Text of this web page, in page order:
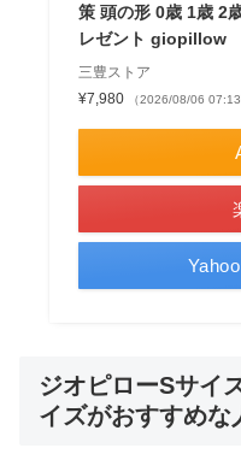
策 頭の形 0歳 1歳 2
レゼント giopillow
三豊ストア
¥7,980
（2026/08/06
ジオピローSサイ
イズがおすすめな